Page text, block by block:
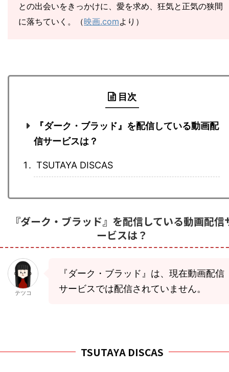
との出会いをきっかけに、愛を求め、狂気と正気の狭間
に落ちていく。（映画.comより）
目次
『ダーク・ブラッド』を配信している動画配
信サービスは？
TSUTAYA DISCAS
『ダーク・ブラッド』を配信している動画配信
ービスは？
テツコ
『ダーク・ブラッド』は、現在動画配信
サービスでは配信されていません。
TSUTAYA DISCAS